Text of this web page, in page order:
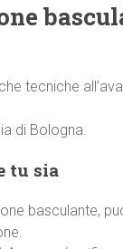
tecniche
di Bologna.
tu sia
basculante,